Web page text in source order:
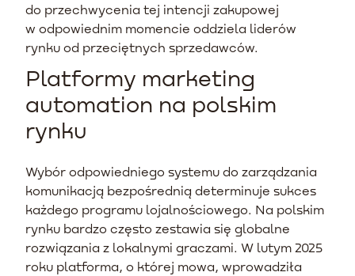
do przechwycenia tej intencji zakupowej
w odpowiednim momencie oddziela liderów
rynku od przeciętnych sprzedawców.
Platformy marketing
automation na polskim
rynku
Wybór odpowiedniego systemu do zarządzania
komunikacją bezpośrednią determinuje sukces
każdego programu lojalnościowego. Na polskim
rynku bardzo często zestawia się globalne
rozwiązania z lokalnymi graczami. W lutym 2025
roku platforma, o której mowa, wprowadziła